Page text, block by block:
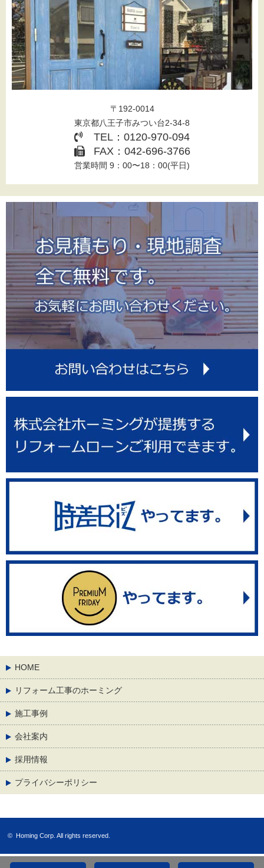
〒192-0014
東京都八王子市みつい台2-34-8
TEL：0120-970-094
FAX：042-696-3766
営業時間 9：00〜18：00(平日)
HOME
リフォーム工事のホーミング
施工事例
会社案内
採用情報
プライバシーポリシー
© Homing Corp. All rights reserved.